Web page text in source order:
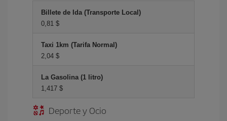
Billete de Ida (Transporte Local)
0,81 $
Taxi 1km (Tarifa Normal)
2,04 $
La Gasolina (1 litro)
1,417 $
Deporte y Ocio